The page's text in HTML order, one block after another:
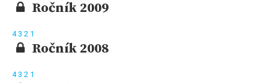
Ročník 2009
43 2 1
Ročník 2008
43 2 1